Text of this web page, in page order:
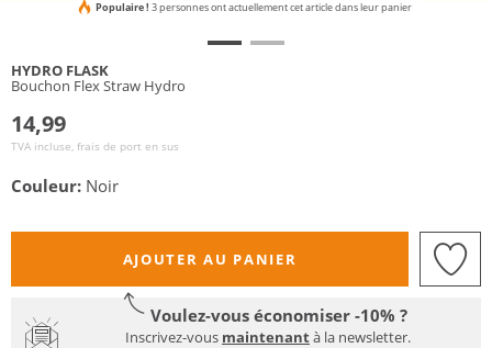
Populaire ! 3 personnes ont actuellement cet article dans leur panier
HYDRO FLASK
Bouchon Flex Straw Hydro
14,99
TVA incluse, frais de port en sus
Couleur: Noir
AJOUTER AU PANIER
Voulez-vous économiser -10% ?
Inscrivez-vous maintenantà la newsletter.